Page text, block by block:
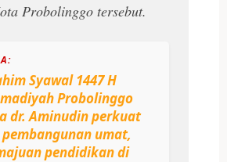
Probolinggo tersebut.
Syawal 1447 H
Probolinggo
dr. Aminudin perkuat
umat,
pendidikan di